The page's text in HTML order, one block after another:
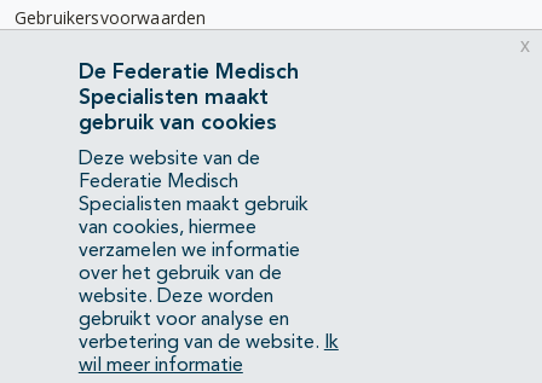
Gebruikersvoorwaarden
Privacyverklaring
Contact
Mercatorlaan 1200
3528 BL Utrecht
(088) 505 34 34
info@richtlijnendatabase.nl
YouTubeLinkedIn
De Federatie Medisch
Specialisten maakt
gebruik van cookies
Deze website van de
Federatie Medisch
Specialisten maakt gebruik
van cookies, hiermee
verzamelen we informatie
over het gebruik van de
website. Deze worden
gebruikt voor analyse en
verbetering van de website.
Ik
wil meer informatie
x